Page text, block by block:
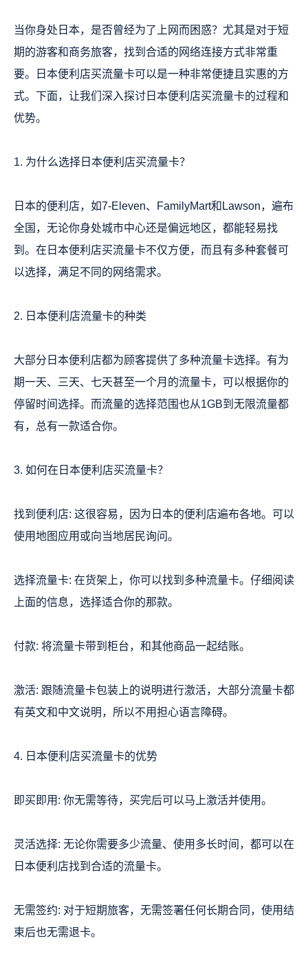
当你身处日本，是否曾经为了上网而困惑？尤其是对于短
期的游客和商务旅客，找到合适的网络连接方式非常重
要。日本便利店买流量卡可以是一种非常便捷且实惠的方
式。下面，让我们深入探讨日本便利店买流量卡的过程和
优势。
1. 为什么选择日本便利店买流量卡？
日本的便利店，如7-Eleven、FamilyMart和Lawson，遍布
全国，无论你身处城市中心还是偏远地区，都能轻易找
到。在日本便利店买流量卡不仅方便，而且有多种套餐可
以选择，满足不同的网络需求。
2. 日本便利店流量卡的种类
大部分日本便利店都为顾客提供了多种流量卡选择。有为
期一天、三天、七天甚至一个月的流量卡，可以根据你的
停留时间选择。而流量的选择范围也从1GB到无限流量都
有，总有一款适合你。
3. 如何在日本便利店买流量卡？
找到便利店: 这很容易，因为日本的便利店遍布各地。可以
使用地图应用或向当地居民询问。
选择流量卡: 在货架上，你可以找到多种流量卡。仔细阅读
上面的信息，选择适合你的那款。
付款: 将流量卡带到柜台，和其他商品一起结账。
激活: 跟随流量卡包装上的说明进行激活，大部分流量卡都
有英文和中文说明，所以不用担心语言障碍。
4. 日本便利店买流量卡的优势
即买即用: 你无需等待，买完后可以马上激活并使用。
灵活选择: 无论你需要多少流量、使用多长时间，都可以在
日本便利店找到合适的流量卡。
无需签约: 对于短期旅客，无需签署任何长期合同，使用结
束后也无需退卡。